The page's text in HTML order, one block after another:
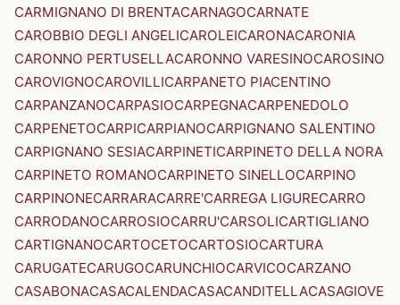
CARMIGNANO DI BRENTACARNAGOCARNATE
CAROBBIO DEGLI ANGELICAROLEICARONACARONIA
CARONNO PERTUSELLACARONNO VARESINOCAROSINO
CAROVIGNOCAROVILLICARPANETO PIACENTINO
CARPANZANOCARPASIOCARPEGNACARPENEDOLO
CARPENETOCARPICARPIANOCARPIGNANO SALENTINO
CARPIGNANO SESIACARPINETICARPINETO DELLA NORA
CARPINETO ROMANOCARPINETO SINELLOCARPINO
CARPINONECARRARACARRE'CARREGA LIGURECARRO
CARRODANOCARROSIOCARRU'CARSOLICARTIGLIANO
CARTIGNANOCARTOCETOCARTOSIOCARTURA
CARUGATECARUGOCARUNCHIOCARVICOCARZANO
CASABONACASACALENDACASACANDITELLACASAGIOVE